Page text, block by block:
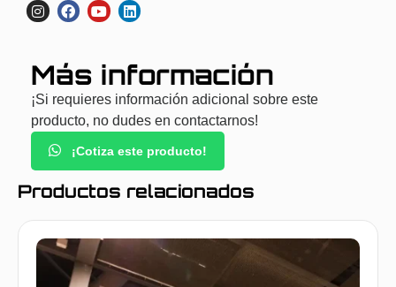
Más información
¡Si requieres información adicional sobre este
producto, no dudes en contactarnos!
¡Cotiza este producto!
Productos relacionados